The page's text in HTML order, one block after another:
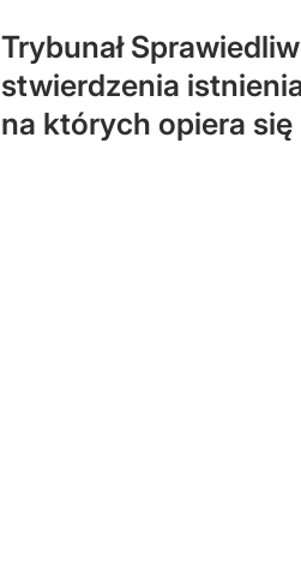
Trybunał
stwierdzenia
na których opiera się